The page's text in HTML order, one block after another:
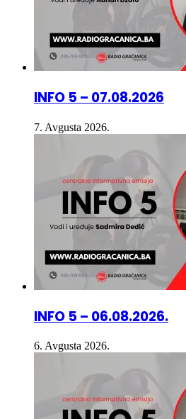
INFO 5 – 07.08.2026
7. Avgusta 2026.
INFO 5 – 06.08.2026.
6. Avgusta 2026.